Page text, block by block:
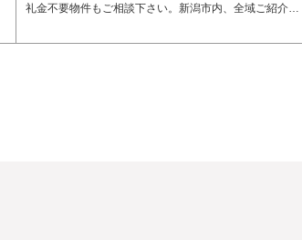
礼金不要物件もご相談下さい。新潟市内、全域ご紹介…